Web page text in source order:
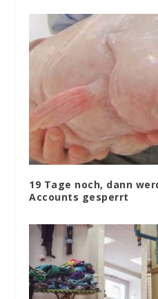
19 Tage noch, dann
Accounts gesperrt